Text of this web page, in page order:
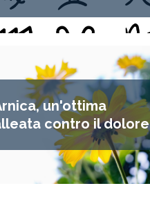
un'ottima
contro il dolore